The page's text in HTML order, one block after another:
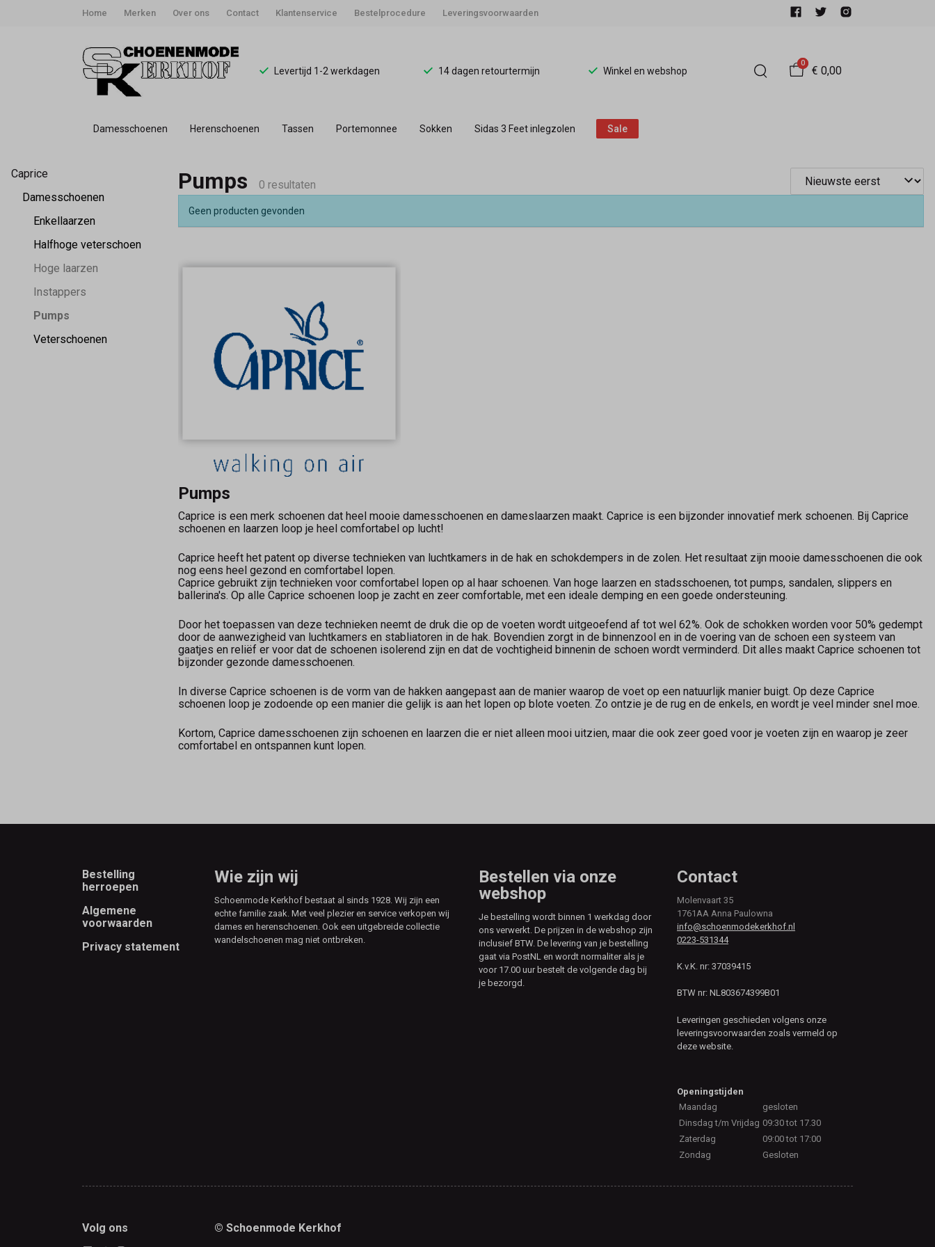
Home Merken Over ons Contact Klantenservice Bestelprocedure Leveringsvoorwaarden
Levertijd 1-2 werkdagen 14 dagen retourtermijn Winkel en webshop
0
€ 0,00
Damesschoenen Herenschoenen Tassen Portemonnee Sokken Sidas 3 Feet inlegzolen Sale
Pumps
Schoenmode
Kerkhof
Caprice
Damesschoenen
Enkellaarzen
Halfhoge veterschoen
Hoge laarzen
Instappers
Pumps
Veterschoenen
Pumps 0 resultaten
Geen producten gevonden
Pumps
Caprice is een merk schoenen dat heel mooie damesschoenen en dameslaarzen maakt. Caprice is een bijzonder innovatief merk schoenen. Bij Caprice
schoenen en laarzen loop je heel comfortabel op lucht!
Caprice heeft het patent op diverse technieken van luchtkamers in de hak en schokdempers in de zolen. Het resultaat zijn mooie damesschoenen die ook
nog eens heel gezond en comfortabel lopen.
Caprice gebruikt zijn technieken voor comfortabel lopen op al haar schoenen. Van hoge laarzen en stadsschoenen, tot pumps, sandalen, slippers en
ballerina's. Op alle Caprice schoenen loop je zacht en zeer comfortable, met een ideale demping en een goede ondersteuning.
Door het toepassen van deze technieken neemt de druk die op de voeten wordt uitgeoefend af tot wel 62%. Ook de schokken worden voor 50% gedempt
door de aanwezigheid van luchtkamers en stabliatoren in de hak. Bovendien zorgt in de binnenzool en in de voering van de schoen een systeem van
gaatjes en reliëf er voor dat de schoenen isolerend zijn en dat de vochtigheid binnenin de schoen wordt verminderd. Dit alles maakt Caprice schoenen tot
bijzonder gezonde damesschoenen.
In diverse Caprice schoenen is de vorm van de hakken aangepast aan de manier waarop de voet op een natuurlijk manier buigt. Op deze Caprice
schoenen loop je zodoende op een manier die gelijk is aan het lopen op blote voeten. Zo ontzie je de rug en de enkels, en wordt je veel minder snel moe.
Kortom, Caprice damesschoenen zijn schoenen en laarzen die er niet alleen mooi uitzien, maar die ook zeer goed voor je voeten zijn en waarop je zeer
comfortabel en ontspannen kunt lopen.
Footer
Bestelling
herroepen
Algemene
voorwaarden
Privacy statement
Wie zijn wij
Schoenmode Kerkhof bestaat al sinds 1928. Wij zijn een
echte familie zaak. Met veel plezier en service verkopen wij
dames en herenschoenen. Ook een uitgebreide collectie
wandelschoenen mag niet ontbreken.
Bestellen via onze
webshop
Je bestelling wordt binnen 1 werkdag door
ons verwerkt. De prijzen in de webshop zijn
inclusief BTW. De levering van je bestelling
gaat via PostNL en wordt normaliter als je
voor 17.00 uur bestelt de volgende dag bij
je bezorgd.
Contact
Molenvaart 35
1761AA Anna Paulowna
info@schoenmodekerkhof.nl
0223-531344
K.v.K. nr: 37039415
BTW nr: NL803674399B01
Leveringen geschieden volgens onze
leveringsvoorwaarden zoals vermeld op
deze website.
Openingstijden
Maandag
gesloten
Dinsdag t/m Vrijdag 09:30 tot 17.30
Zaterdag
09:00 tot 17:00
Zondag
Gesloten
Volg ons © Schoenmode Kerkhof